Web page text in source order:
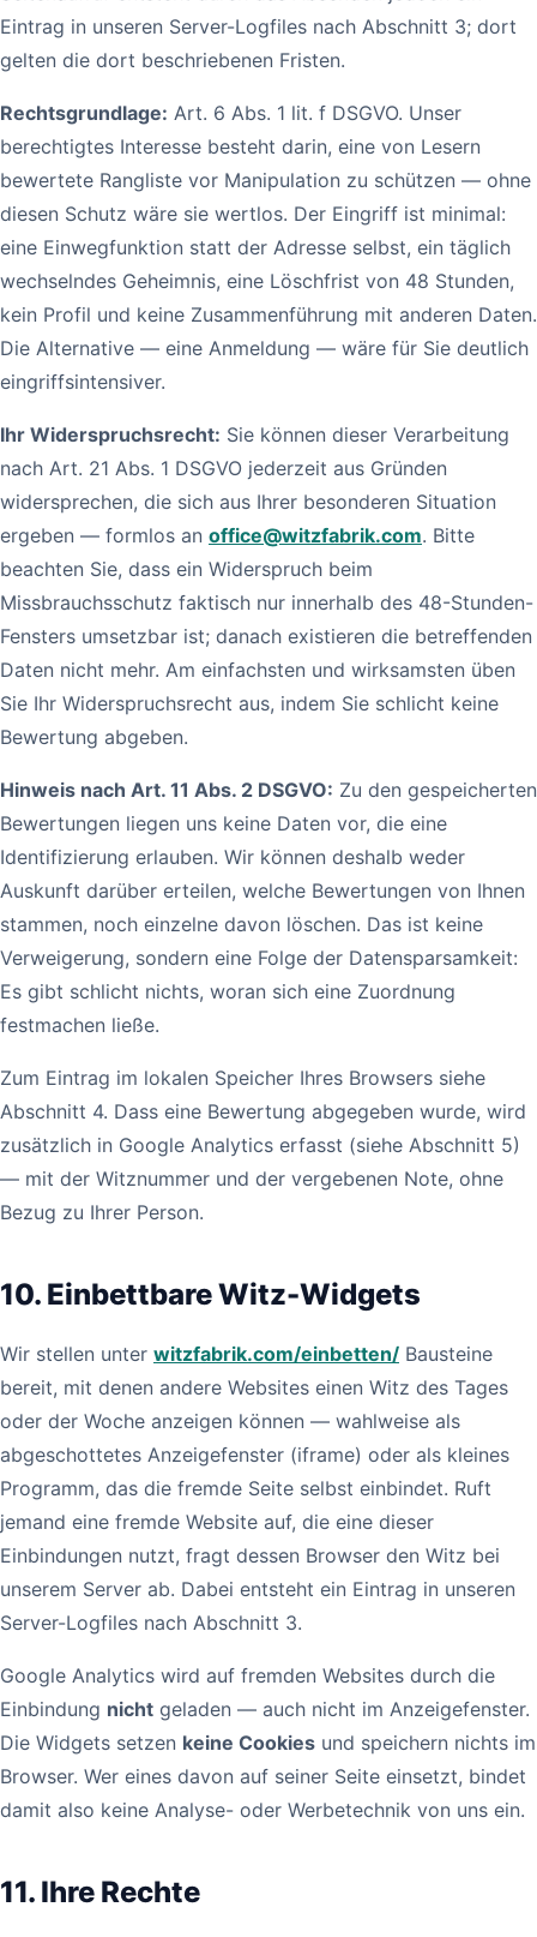
Eintrag in unseren Server-Logfiles nach Abschnitt 3; dort
gelten die dort beschriebenen Fristen.
Rechtsgrundlage: Art. 6 Abs. 1 lit. f DSGVO. Unser
berechtigtes Interesse besteht darin, eine von Lesern
bewertete Rangliste vor Manipulation zu schützen — ohne
diesen Schutz wäre sie wertlos. Der Eingriff ist minimal:
eine Einwegfunktion statt der Adresse selbst, ein täglich
wechselndes Geheimnis, eine Löschfrist von 48 Stunden,
kein Profil und keine Zusammenführung mit anderen Daten.
Die Alternative — eine Anmeldung — wäre für Sie deutlich
eingriffsintensiver.
Ihr Widerspruchsrecht: Sie können dieser Verarbeitung
nach Art. 21 Abs. 1 DSGVO jederzeit aus Gründen
widersprechen, die sich aus Ihrer besonderen Situation
ergeben — formlos an office@witzfabrik.com. Bitte
beachten Sie, dass ein Widerspruch beim
Missbrauchsschutz faktisch nur innerhalb des 48-Stunden-
Fensters umsetzbar ist; danach existieren die betreffenden
Daten nicht mehr. Am einfachsten und wirksamsten üben
Sie Ihr Widerspruchsrecht aus, indem Sie schlicht keine
Bewertung abgeben.
Hinweis nach Art. 11 Abs. 2 DSGVO: Zu den gespeicherten
Bewertungen liegen uns keine Daten vor, die eine
Identifizierung erlauben. Wir können deshalb weder
Auskunft darüber erteilen, welche Bewertungen von Ihnen
stammen, noch einzelne davon löschen. Das ist keine
Verweigerung, sondern eine Folge der Datensparsamkeit:
Es gibt schlicht nichts, woran sich eine Zuordnung
festmachen ließe.
Zum Eintrag im lokalen Speicher Ihres Browsers siehe
Abschnitt 4. Dass eine Bewertung abgegeben wurde, wird
zusätzlich in Google Analytics erfasst (siehe Abschnitt 5)
— mit der Witznummer und der vergebenen Note, ohne
Bezug zu Ihrer Person.
10. Einbettbare Witz-Widgets
Wir stellen unter witzfabrik.com/einbetten/ Bausteine
bereit, mit denen andere Websites einen Witz des Tages
oder der Woche anzeigen können — wahlweise als
abgeschottetes Anzeigefenster (iframe) oder als kleines
Programm, das die fremde Seite selbst einbindet. Ruft
jemand eine fremde Website auf, die eine dieser
Einbindungen nutzt, fragt dessen Browser den Witz bei
unserem Server ab. Dabei entsteht ein Eintrag in unseren
Server-Logfiles nach Abschnitt 3.
Google Analytics wird auf fremden Websites durch die
Einbindung nicht geladen — auch nicht im Anzeigefenster.
Die Widgets setzen keine Cookies und speichern nichts im
Browser. Wer eines davon auf seiner Seite einsetzt, bindet
damit also keine Analyse- oder Werbetechnik von uns ein.
11. Ihre Rechte